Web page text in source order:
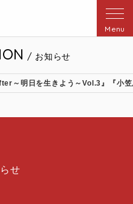
Menu
/ お知らせ
～明日を生きよう～Vol.3』『小
せ